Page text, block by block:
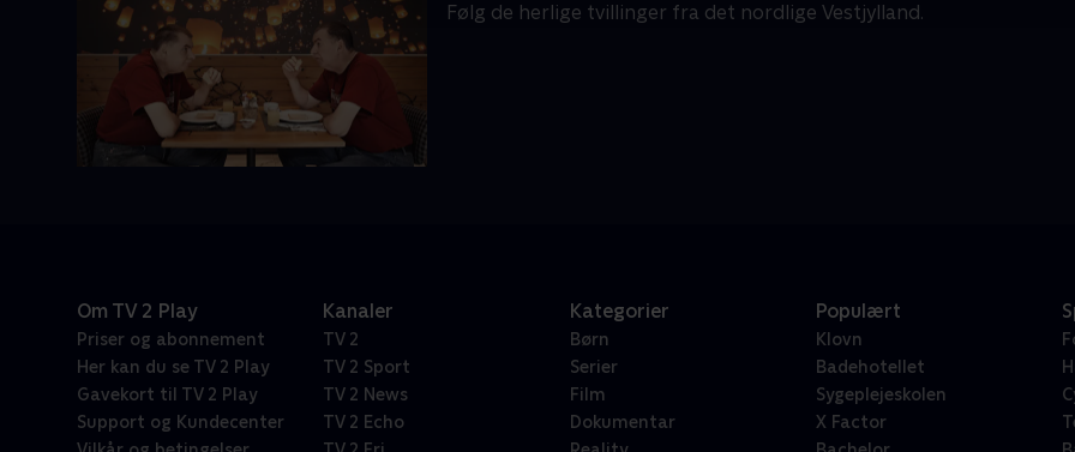
Følg de herlige tvillinger fra det nordlige Vestjylland.
Om TV 2 Play
Priser og abonnement
Her kan du se TV 2 Play
Gavekort til TV 2 Play
Support og Kundecenter
Kanaler
TV 2
TV 2 Sport
TV 2 News
TV 2 Echo
Kategorier
Børn
Serier
Film
Dokumentar
Populært
Klovn
Badehotellet
Sygeplejeskolen
X Factor